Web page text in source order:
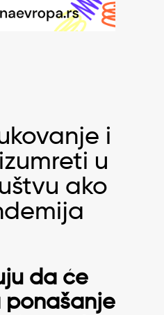
i
u
ako
da će
ponašanje